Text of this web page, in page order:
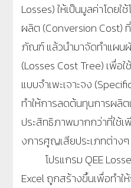
Losses) ให้เป็นมูลค่าโดย
ผลิต (Conversion Cost)
ภัณฑ์ แล้วนำมาจัดทำแผน
(Losses Cost Tree) เพื่อ
แบบจำเพะเจาะจง
ทำให้การลดต้นทุนการผลิต
ประสิทธิภาพมากกว่าที่ใช้
งการศูญเสียประเภทต่างๆ
โปรแกรม QEE
Excel ถูกสร้างขึ้นเพื่อทำใ